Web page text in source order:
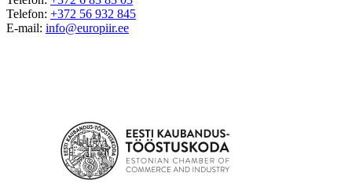
Telefon: +372 56 932 845
E-mail: info@europiir.ee